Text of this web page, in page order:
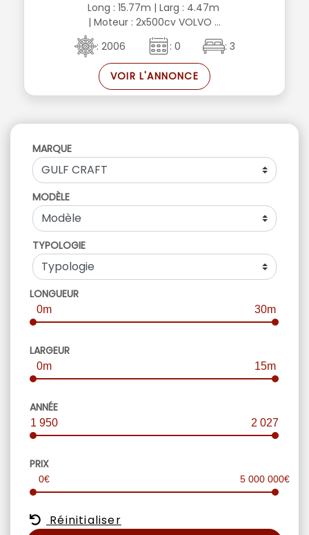
Long : 15.77m | Larg : 4.47m
| Moteur : 2x500cv VOLVO ...
: 2006
: 0 : 3
VOIR L'ANNONCE
MARQUE
MODÈLE
TYPOLOGIE
LONGUEUR
0m 30m
LARGEUR
0m 15m
ANNÉE
1 950 2 027
PRIX
0€ 5 000 000€
Réinitialiser